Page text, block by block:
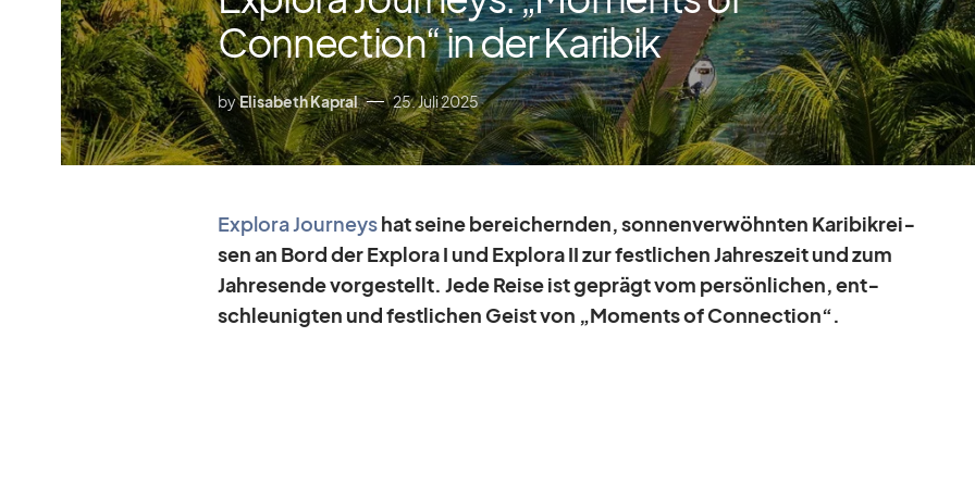
Connection“ in der Karibik
byElisabeth Kapral 25. Juli 2025
Ex­plora Jour­neyshat seine be­rei­chern­den, son­nen­ver­wöhn­ten Ka­ri­bik­rei­
sen an Bord der Ex­plora I und Ex­plora II zur fest­li­chen Jah­res­zeit und zum
Jah­res­ende vor­ge­stellt. Jede Reise ist ge­prägt vom per­sön­li­chen, ent­
schleu­nig­ten und fest­li­chen Geist von „Mo­ments of Con­nec­tion“.